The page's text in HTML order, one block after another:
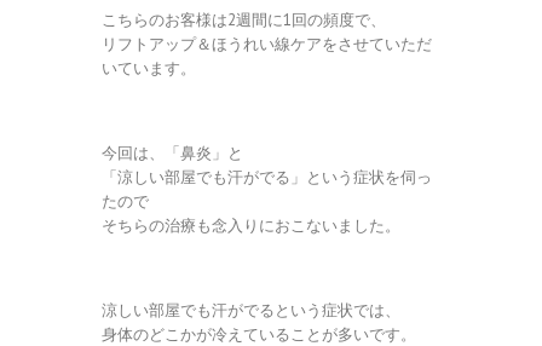
こちらのお客様は2週間に1回の頻度で、
リフトアップ＆ほうれい線ケアをさせていただ
いています。
今回は、「鼻炎」と
「涼しい部屋でも汗がでる」という症状を伺っ
たので
そちらの治療も念入りにおこないました。
涼しい部屋でも汗がでるという症状では、
身体のどこかが冷えていることが多いです。